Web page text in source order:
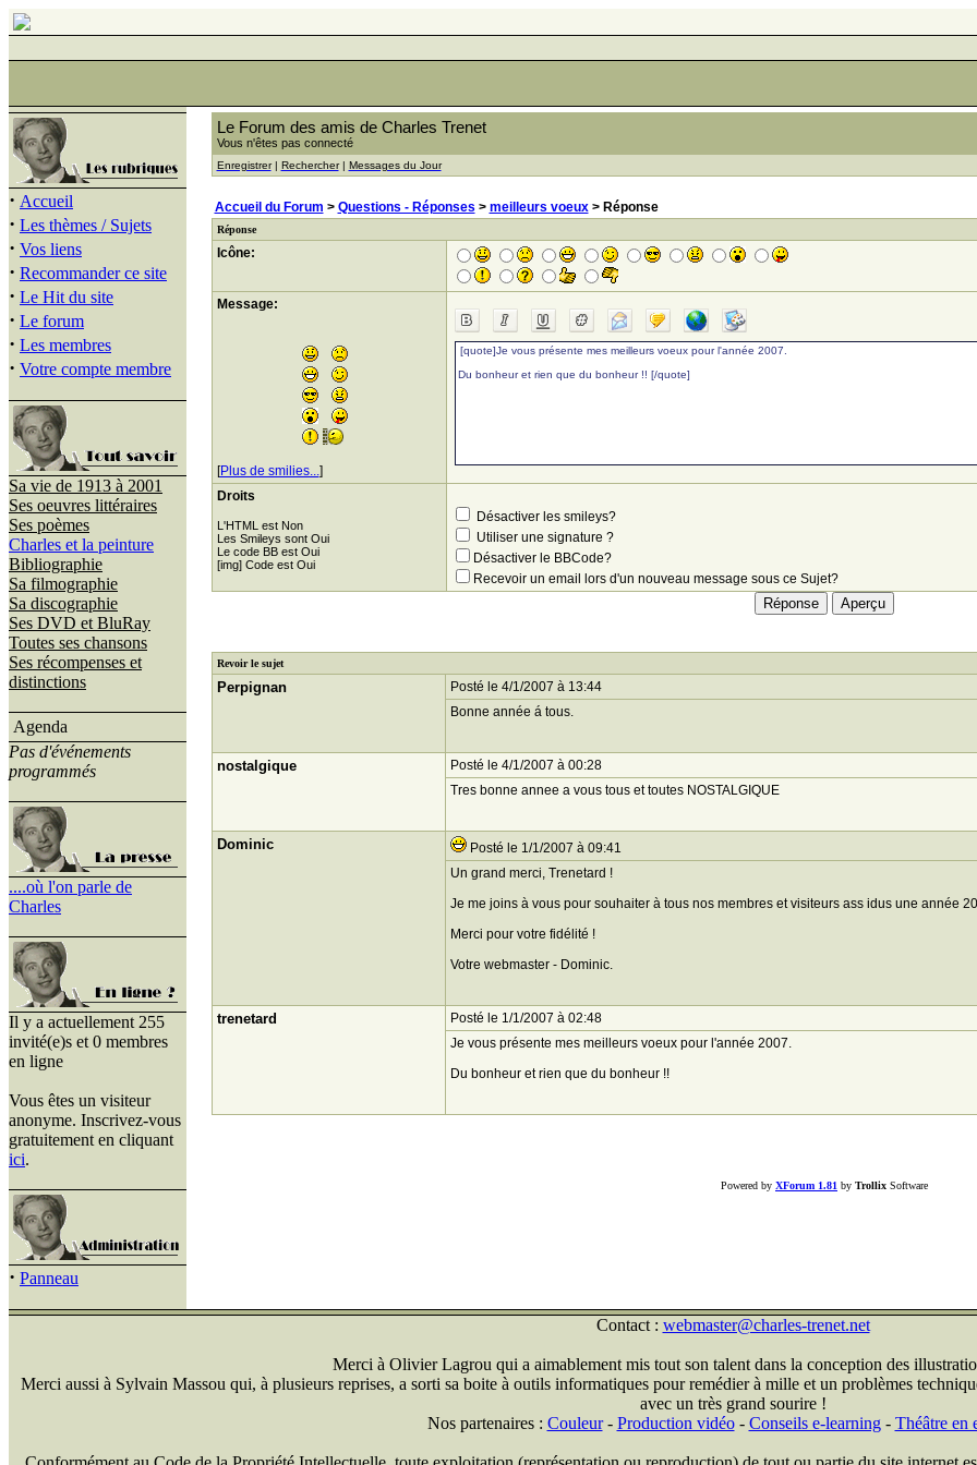
· Accueil
· Les thèmes / Sujets
· Vos liens
· Recommander ce site
· Le Hit du site
· Le forum
· Les membres
· Votre compte membre
Sa vie de 1913 à 2001
Ses oeuvres littéraires
Ses poèmes
Charles et la peinture
Bibliographie
Sa filmographie
Sa discographie
Ses DVD et BluRay
Toutes ses chansons
Ses récompenses et
distinctions
Agenda
Pas d'événements
programmés
....où l'on parle de
Charles
Il y a actuellement 255
invité(e)s et 0 membres
en ligne
Vous êtes un visiteur
anonyme. Inscrivez-vous
gratuitement en cliquant
ici.
· Panneau
Le Forum des amis de Charles Trenet
Vous n'êtes pas connecté
Enregistrer| Rechercher| Messages du Jour
Accueil du Forum > Questions - Réponses > meilleurs voeux> Réponse
Réponse
Icône:
Message:
[Plus de smilies...]
Droits
L'HTML est Non
Les Smileys sont Oui
Le code BB est Oui
[img] Code est Oui
Désactiver les smileys?
Utiliser une signature ?
Désactiver le BBCode?
Recevoir un email lors d'un nouveau message sous ce Sujet?
Revoir le sujet
Perpignan
Posté le 4/1/2007 à 13:44
Bonne année á tous.
nostalgique
Posté le 4/1/2007 à 00:28
Tres bonne annee a vous tous et toutes NOSTALGIQUE
Dominic
Posté le 1/1/2007 à 09:41
Un grand merci, Trenetard !
Je me joins à vous pour souhaiter à tous nos membres et visiteurs ass idus une année
Merci pour votre fidélité !
Votre webmaster - Dominic.
trenetard
Posté le 1/1/2007 à 02:48
Je vous présente mes meilleurs voeux pour l'année 2007.
Du bonheur et rien que du bonheur !!
Powered by XForum 1.81 by Trollix Software
Contact : webmaster@charles-trenet.net
Merci à Olivier Lagrou qui a aimablement mis tout son talent dans la conception des
Merci aussi à Sylvain Massou qui, à plusieurs reprises, a sorti sa boite à outils informatiques pour remédier à mille et un problèmes
avec un très grand sourire !
Nos partenaires : Couleur- Production vidéo- Conseils e-learning- Théâtre en